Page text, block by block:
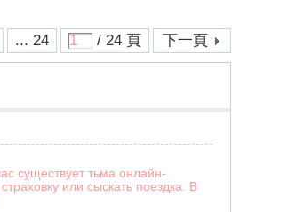
... 24 / 24 頁 下一頁
существует тьма онлайн-
или сыскать поездка. В